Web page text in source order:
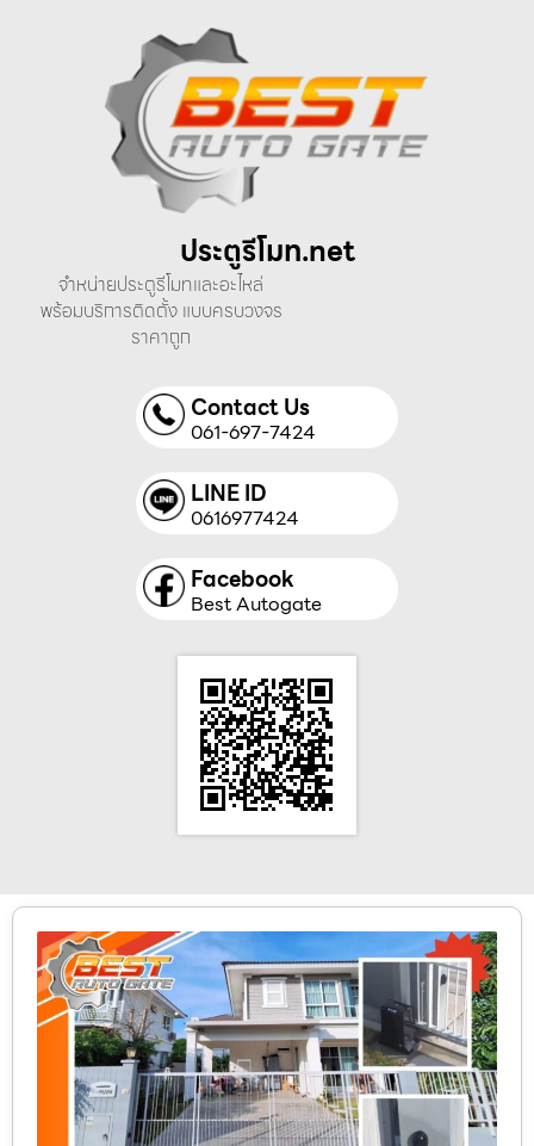
ประตูรีโมท.net
จำหน่ายประตูรีโมทและอะไหล่
พร้อมบริการติดตั้ง แบบครบวงจร
ราคาถูก
Contact Us
061-697-7424
LINE ID
0616977424
Facebook
Best Autogate